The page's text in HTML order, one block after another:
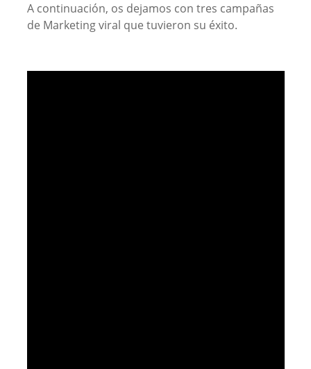
A continuación, os dejamos con tres campañas
de Marketing viral que tuvieron su éxito.